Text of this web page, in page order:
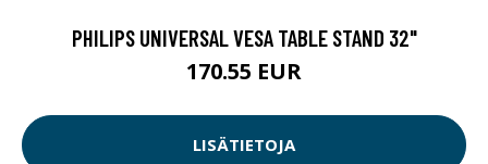
PHILIPS UNIVERSAL VESA TABLE STAND 32"
170.55 EUR
LISÄTIETOJA